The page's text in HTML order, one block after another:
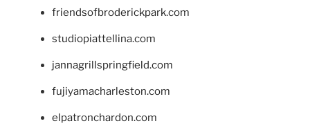
friendsofbroderickpark.com
studiopiattellina.com
jannagrillspringfield.com
fujiyamacharleston.com
elpatronchardon.com